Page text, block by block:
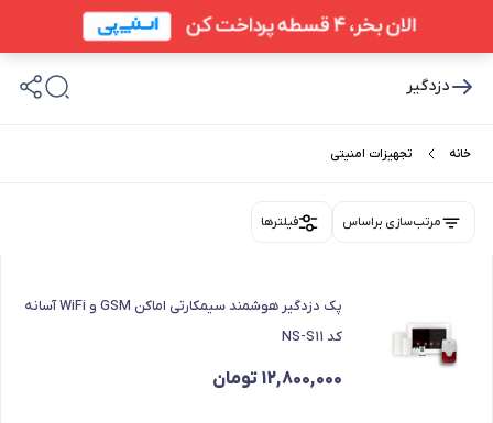
دزدگیر
خانه تجهیزات امنیتی
مرتب‌سازی براساس فیلترها
پک دزدگیر هوشمند سیمکارتی اماکن GSM و WiFi آسانه
کد NS-S11
12,800,000 تومان